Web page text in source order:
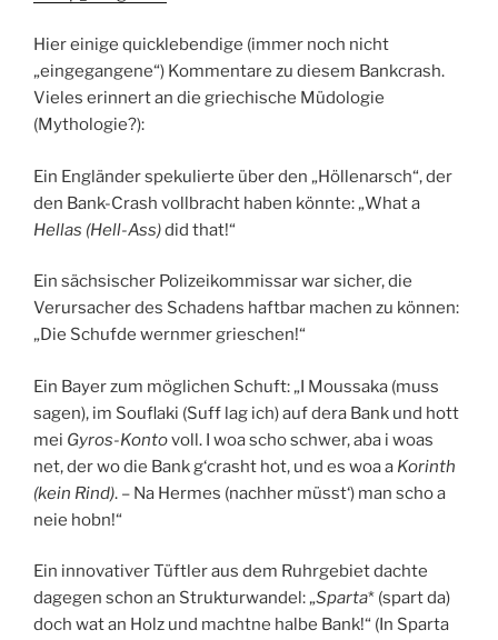
Hier einige quicklebendige (immer noch nicht
„eingegangene“) Kommentare zu diesem Bankcrash.
Vieles erinnert an die griechische Müdologie
(Mythologie?):
Ein Engländer spekulierte über den „Höllenarsch“, der
den Bank-Crash vollbracht haben könnte: „What a
Hellas (Hell-Ass)did that!“
Ein sächsischer Polizeikommissar war sicher, die
Verursacher des Schadens haftbar machen zu können:
„Die Schufde wernmer grieschen!“
Ein Bayer zum möglichen Schuft: „I Moussaka (muss
sagen), im Souflaki (Suff lag ich) auf dera Bank und hott
mei Gyros-Kontovoll. I woa scho schwer, aba i woas
net, der wo die Bank g‘crasht hot, und es woa a Korinth
(kein Rind). – Na Hermes (nachher müsst‘) man scho a
neie hobn!“
Ein innovativer Tüftler aus dem Ruhrgebiet dachte
dagegen schon an Strukturwandel: „Sparta* (spart da)
doch wat an Holz und machtne halbe Bank!“ (In Sparta